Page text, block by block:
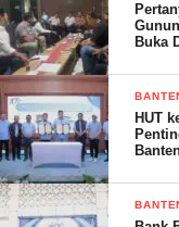
Sekretaris
KASBANGPOL Kab
Merah Putih ini
melainkan suatu
Buka
HUT